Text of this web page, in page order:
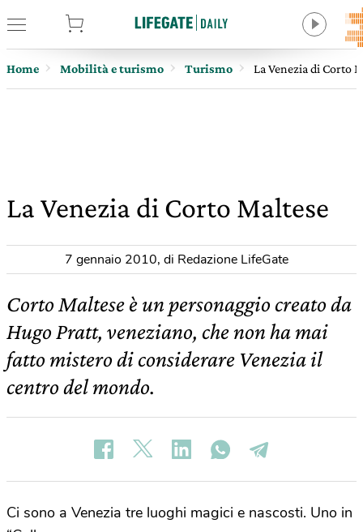
Home Mobilità e turismo Turismo La Venezia di Corto
La Venezia di Corto Maltese
7 gennaio 2010, di Redazione LifeGate
Corto Maltese è un personaggio creato da
Hugo Pratt, veneziano, che non ha mai
fatto mistero di considerare Venezia il
centro del mondo.
Ci sono a Venezia tre luoghi magici e nascosti. Uno in